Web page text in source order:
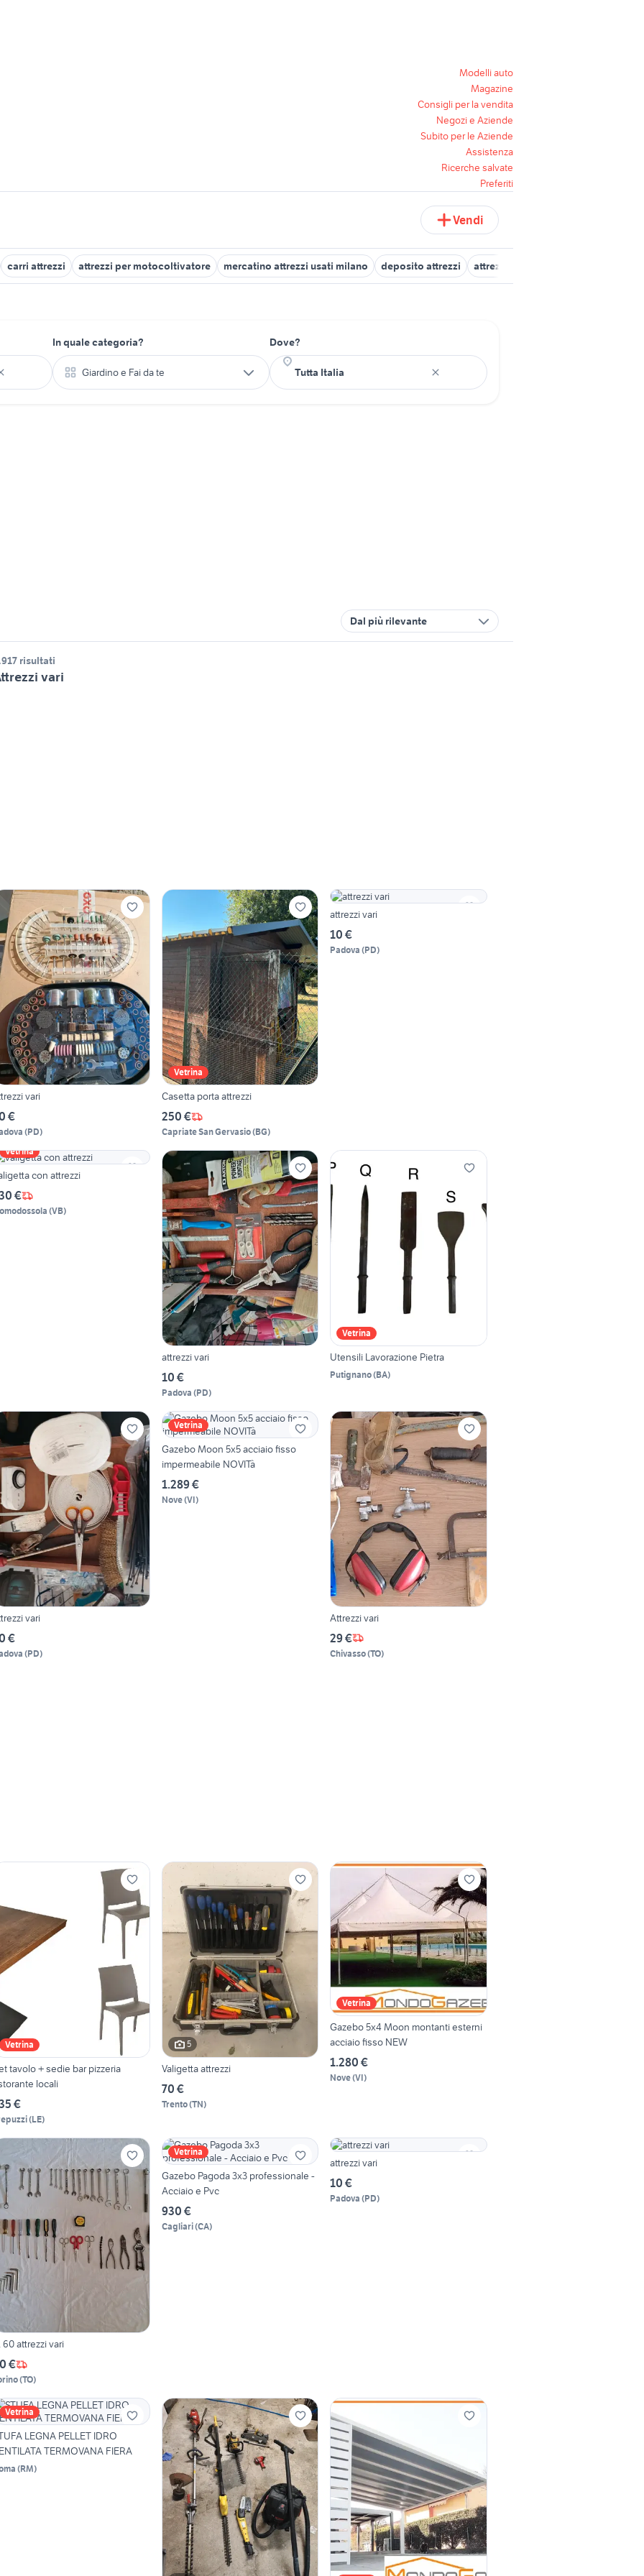
Modelli auto
Magazine
Consigli per la vendita
Negozi e Aziende
Subito per le Aziende
Assistenza
Ricerche salvate
Preferiti
Vendi
carri attrezzi attrezzi per motocoltivatore mercatino attrezzi usati milano deposito attrezzi attrezzi per decespugliatore
In quale categoria?
Giardino e Fai da te
Dove?
Dal più rilevante
risultati
vari
vari
€
(PD)
Vetrina
Casetta porta attrezzi
250 €
Capriate San Gervasio(BG)
attrezzi vari
10 €
Padova (PD)
Vetrina
con attrezzi
€
(VB)
attrezzi vari
10 €
Padova (PD)
Vetrina
Utensili Lavorazione Pietra
Putignano(BA)
vari
€
(PD)
Vetrina
Gazebo Moon 5x5 acciaio fisso
impermeabile NOVITà
1.289 €
Nove(VI)
Attrezzi vari
29 €
Chivasso(TO)
Vetrina
tavolo + sedie bar pizzeria
locali
€
(LE)
5
Valigetta attrezzi
70 €
Trento(TN)
Vetrina
Gazebo 5x4 Moon montanti esterni
acciaio fisso NEW
1.280 €
Nove(VI)
60 attrezzi vari
€
(TO)
Vetrina
Gazebo Pagoda 3x3 professionale -
Acciaio e Pvc
930 €
Cagliari(CA)
attrezzi vari
10 €
Padova (PD)
Vetrina
LEGNA PELLET IDRO
TERMOVANA FIERA
(RM)